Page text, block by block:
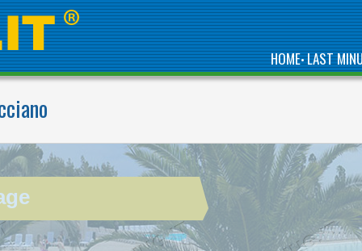
HOME•LAST
FIRST 5 STAR CAMPING
IN ITALY